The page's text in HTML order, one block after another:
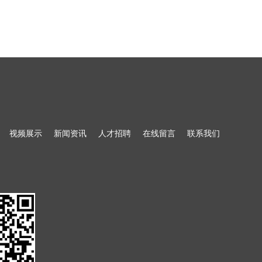
视频展示 新闻资讯 人才招聘 在线留言 联系我们